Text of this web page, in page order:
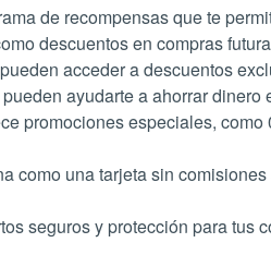
de recompensas que te
descuentos en compras
acceder a descuentos
ayudarte a ahorrar dinero
promociones especiales,
como una tarjeta sin
seguros y protección para